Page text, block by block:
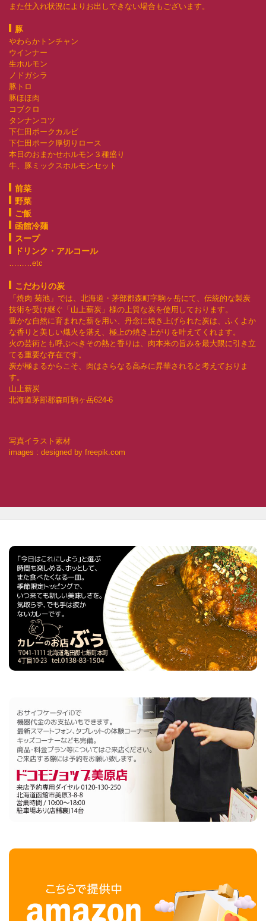
また仕入れ状況によりお出しできない場合もございます。
豚
やわらかトンチャン
ウインナー
生ホルモン
ノドガシラ
豚トロ
豚ほほ肉
コブクロ
タンナンコツ
下仁田ポークカルビ
下仁田ポーク厚切りロース
本日のおまかせホルモン３種盛り
牛、豚ミックスホルモンセット
前菜
野菜
ご飯
函館冷麺
スープ
ドリンク・アルコール
………etc
こだわりの炭
「焼肉 菊池」では、北海道・茅部郡森町字駒ヶ岳にて、伝統的な製炭
技術を受け継ぐ「山上薪炭」様の上質な炭を使用しております。
豊かな自然に育まれた薪を用い、丹念に焼き上げられた炭は、ふくよか
な香りと美しい熾火を湛え、極上の焼き上がりを叶えてくれます。
火の芸術とも呼ぶべきその熱と香りは、肉本来の旨みを最大限に引き立
てる重要な存在です。
炭が極まるからこそ、肉はさらなる高みに昇華されると考えておりま
す。
山上薪炭
北海道茅部郡森町駒ヶ岳624-6
写真イラスト素材
images : designed by freepik.com